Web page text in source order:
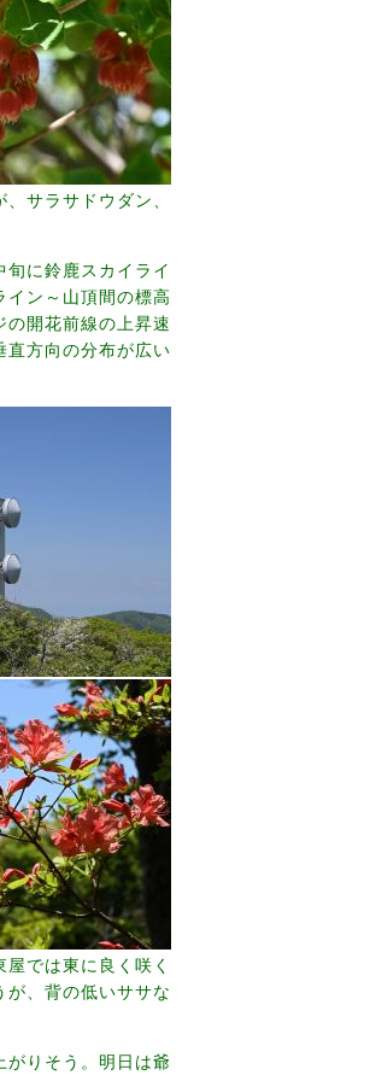
サラサドウダン、
に鈴鹿スカイライ
ン～山頂間の標高
開花前線の上昇速
直方向の分布が広い
では東に良く咲く
、背の低いササな
りそう。明日は爺